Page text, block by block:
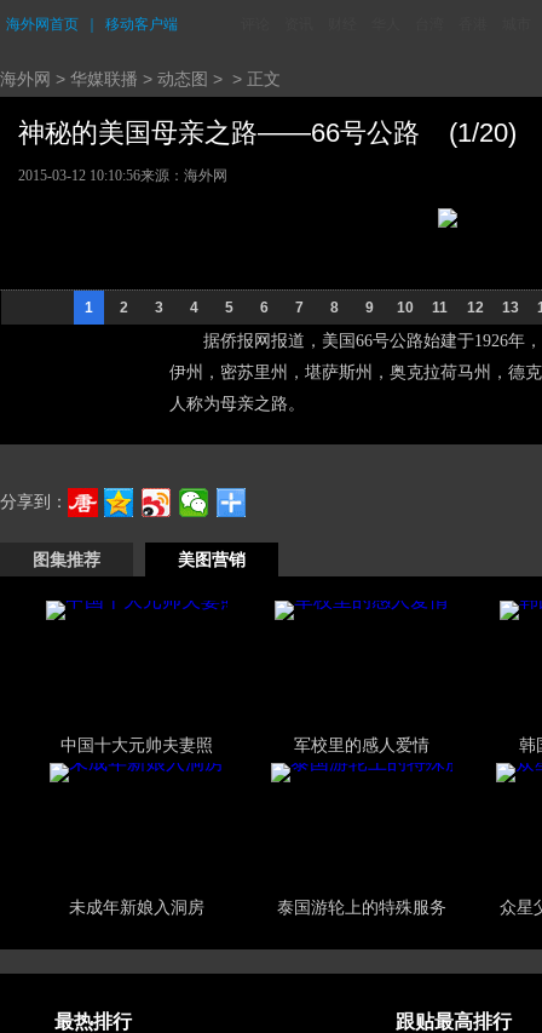
海外网首页 移动客户端
海外网 > 华媒联播 > 动态图 > > 正文
神秘的美国母亲之路——66号公路 (1/20)
2015-03-12 10:10:56来源：海外网
1 2 3 4 5 6 7 8 9 10 11 12 13
据侨报网报道，美国66号公路始建于1926年
伊州，密苏里州，堪萨斯州，奥克拉荷马州，德
人称为母亲之路。
分享到：
图集推荐 美图营销
中国十大元帅夫妻照 军校里的感人爱情 韩
未成年新娘入洞房 泰国游轮上的特殊服务 众星
最热排行 跟贴最高排行